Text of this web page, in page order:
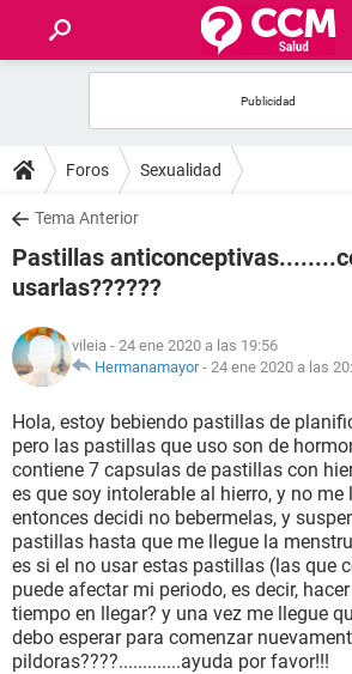
FOROS
SALUD
FAMILIA
NUTRICIÓN
SEXUALIDAD
GLOSARIO
Foros Sexualidad
Tema Anterior
Pastillas
usarlas??????
vileia - 24 ene 2020 a las 19:56
Hermanamayor- 24 ene 2020 a las
Hola, estoy bebiendo pastillas de
pero las pastillas que uso son de
contiene 7 capsulas de pastillas con
es que soy intolerable al hierro, y no me
entonces decidi no bebermelas, y
pastillas hasta que me llegue la
es si el no usar estas pastillas (las que
puede afectar mi periodo, es decir,
tiempo en llegar? y una vez me llegue
debo esperar para comenzar
pildoras????.............ayuda por favor!!!